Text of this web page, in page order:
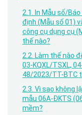
2.1. In Mẫu số/
định (Mẫu số 01)
công cụ dụng cụ
thế nào?
2.2. Làm thế nào
03-KQXL/TSXL,
48/2023/TT-BTC
2.3. Vì sao không
mẫu 06A-ĐKTS
mềm?